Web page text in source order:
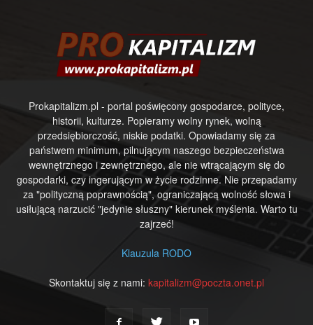
Prokapitalizm.pl - portal poświęcony gospodarce, polityce,
historii, kulturze. Popieramy wolny rynek, wolną
przedsiębiorczość, niskie podatki. Opowiadamy się za
państwem minimum, pilnującym naszego bezpieczeństwa
wewnętrznego i zewnętrznego, ale nie wtrącającym się do
gospodarki, czy ingerującym w życie rodzinne. Nie przepadamy
za "polityczną poprawnością", ograniczającą wolność słowa i
usiłującą narzucić "jedynie słuszny" kierunek myślenia. Warto tu
zajrzeć!
Klauzula RODO
Skontaktuj się z nami: kapitalizm@poczta.onet.pl